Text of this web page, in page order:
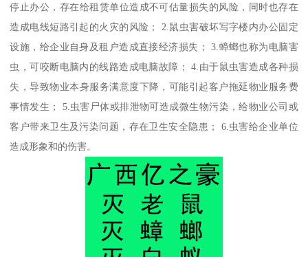
停止办公，存在给租赁单位造成不可估量损失的风险，同时也存在
造成电线短路引起的火灾的风险； 2.鼠虫害破坏写字楼内办公固定
设施，给企业自身及租户造成直接经济损失； 3.蟑螂也称为电脑害
虫，可咬断电脑内的线路造成电脑故障； 4.由于鼠虫害造成各种损
失，导致物业本身服务满意度下降，可能引起客户拖延物业服务费
事情发生； 5.虫害尸体或排泄物可造成微生物污染，给物业公司或
客户带来卫生及污染问题，存在卫生安全隐患； 6.虫害给企业单位
造成形象和的伤害。